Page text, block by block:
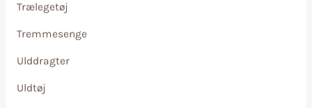
Trælegetøj
Tremmesenge
Ulddragter
Uldtøj